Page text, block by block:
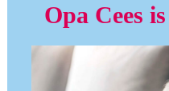
Opa Cees